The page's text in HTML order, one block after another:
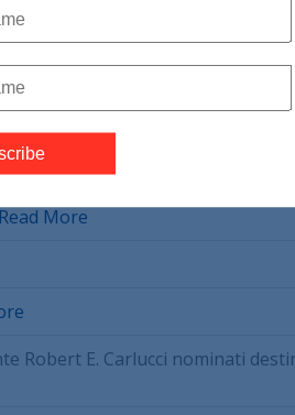
Read More
Ambasciatore presso la
delle comunicazioni della
Rotondaro
More
Robert E. Carlucci nominati